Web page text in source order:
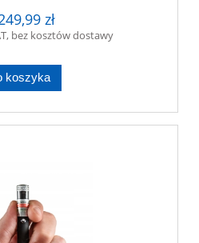
zł
bez kosztów dostawy
koszyka